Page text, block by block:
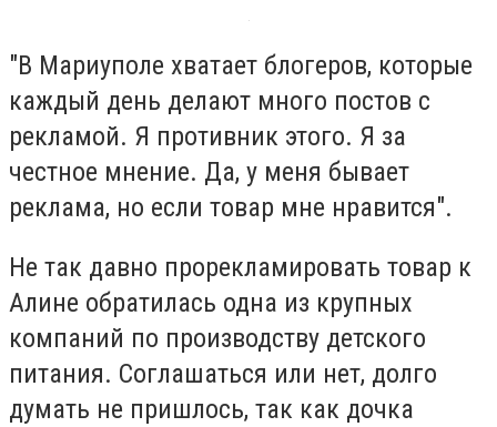
"В Мариуполе хватает блогеров, которые
каждый день делают много постов с
рекламой. Я противник этого. Я за
честное мнение. Да, у меня бывает
реклама, но если товар мне нравится".
Не так давно прорекламировать товар к
Алине обратилась одна из крупных
компаний по производству детского
питания. Соглашаться или нет, долго
думать не пришлось, так как дочка